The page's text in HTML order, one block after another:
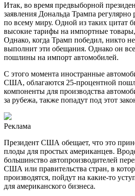
Итак, во время предвыборной
заявления Дональда Трампа регулярно
по всему миру. Одной из таких цитат
высокие тарифы на импортные
Однако, когда Трамп победил, никто
выполнит эти обещания. Однако он
пошлины на импорт автомобилей.
С этого момента иностранные
США, облагаются 25-процентной
компоненты для производства
за рубежа, также попадут под этот
Реклама
Президент США обещает, что это
плоды для простых американцев.
большинство автопроизводителей
США или правительства стран, в
производятся, пойдут на какие-то
для американского бизнеса.